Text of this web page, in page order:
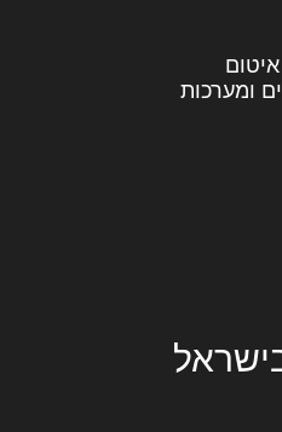
איטום
ומערכות